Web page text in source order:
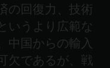
の回復力、技術
いうより広範な
中国からの輸入
欠であるが、戦